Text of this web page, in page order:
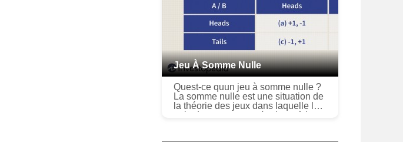
Jeu À Somme Nulle
Quest-ce quun jeu à somme nulle ?
La somme nulle est une situation de
la théorie des jeux dans laquelle le
gain dune personne équivaut à la